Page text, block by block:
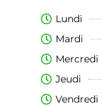
Lundi
Mardi
Mercredi
Jeudi
Vendredi